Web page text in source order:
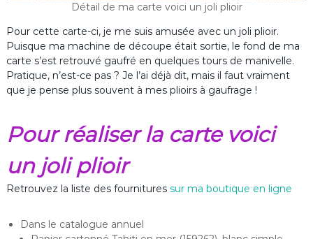
Détail de ma carte voici un joli plioir
Pour cette carte-ci, je me suis amusée avec un joli plioir.
Puisque ma machine de découpe était sortie, le fond de ma
carte s’est retrouvé gaufré en quelques tours de manivelle.
Pratique, n’est-ce pas ? Je l’ai déjà dit, mais il faut vraiment
que je pense plus souvent à mes plioirs à gaufrage !
Pour réaliser la carte voici
un joli plioir
Retrouvez la liste des fournitures sur ma boutique en ligne
Dans le catalogue annuel